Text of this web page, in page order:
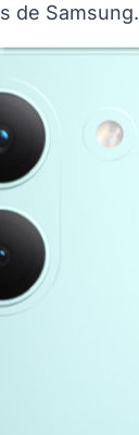
de Samsung.